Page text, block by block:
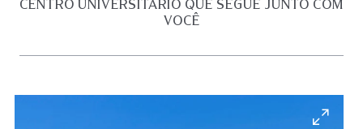
CENTRO UNIVERSITÁRIO QUE SEGUE JUNTO COM
VOCÊ